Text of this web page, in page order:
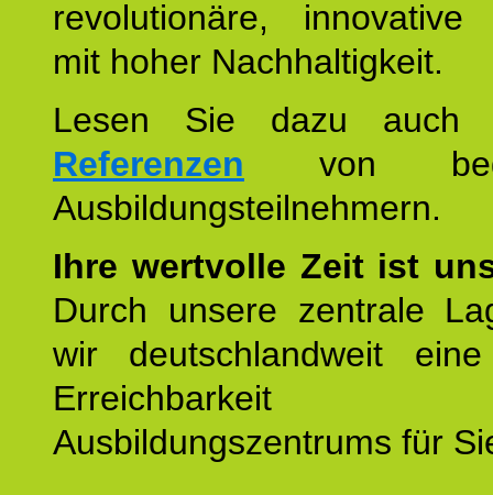
revolutionäre, innovative
mit hoher Nachhaltigkeit.
Lesen Sie dazu
Referenzen von
Ausbildungsteilnehmern.
Ihre wertvolle Zeit ist
Durch unsere zentrale
wir deutschlandweit
Erreichbarkeit
Ausbildungszentrums für